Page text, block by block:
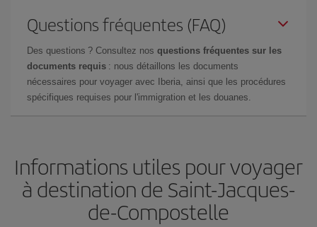
Questions fréquentes (FAQ)
Des questions ? Consultez nos questions fréquentes sur les
documents requis : nous détaillons les documents
nécessaires pour voyager avec Iberia, ainsi que les procédures
spécifiques requises pour l'immigration et les douanes.
Informations utiles pour voyager
à destination de Saint-Jacques-
de-Compostelle